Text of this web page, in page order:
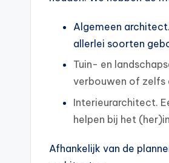
Algemeen
allerlei soorten
Tuin- en
verbouwen of zelfs
Interieurarchitect.
helpen bij het
Afhankelijk van de